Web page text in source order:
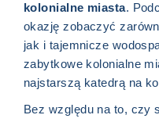
kolonialne miasta.
okazję zobaczyć
jak i tajemnicze
zabytkowe kolonialne
najstarszą katedrą na
Bez względu na to, czy